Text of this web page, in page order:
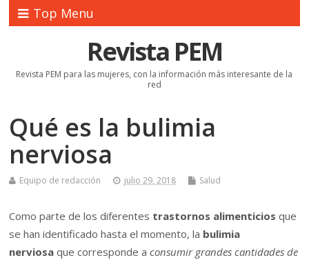
Top Menu
Revista PEM
Revista PEM para las mujeres, con la información más interesante de la
red
Qué es la bulimia
nerviosa
Equipo de redacción julio 29, 2018 Salud
Como parte de los diferentes trastornos alimenticios que
se han identificado hasta el momento, la bulimia
nerviosa que corresponde aconsumir grandes cantidades de